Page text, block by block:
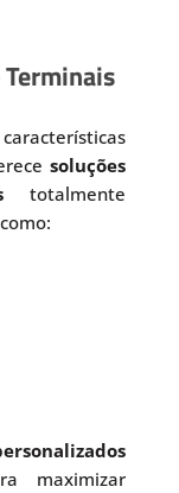
soluções
totalmente
maximizar